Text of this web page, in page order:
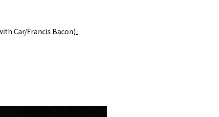
Car/Francis Bacon)」